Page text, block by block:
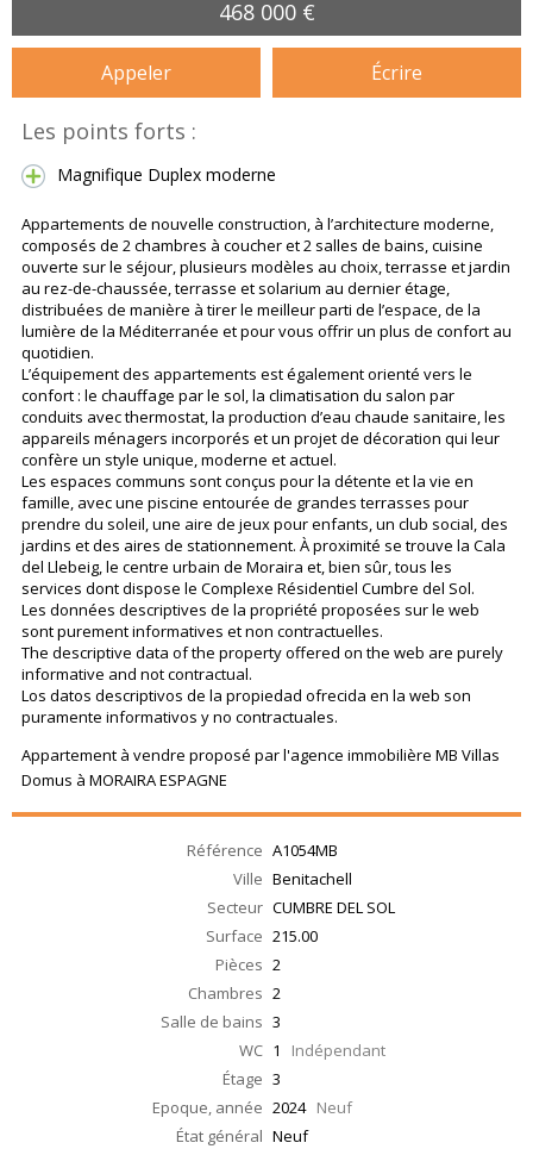
468 000 €
Appeler Écrire
Les points forts :
Magnifique Duplex moderne
Appartements de nouvelle construction, à l’architecture moderne,
composés de 2 chambres à coucher et 2 salles de bains, cuisine
ouverte sur le séjour, plusieurs modèles au choix, terrasse et jardin
au rez-de-chaussée, terrasse et solarium au dernier étage,
distribuées de manière à tirer le meilleur parti de l’espace, de la
lumière de la Méditerranée et pour vous offrir un plus de confort au
quotidien.
L’équipement des appartements est également orienté vers le
confort : le chauffage par le sol, la climatisation du salon par
conduits avec thermostat, la production d’eau chaude sanitaire, les
appareils ménagers incorporés et un projet de décoration qui leur
confère un style unique, moderne et actuel.
Les espaces communs sont conçus pour la détente et la vie en
famille, avec une piscine entourée de grandes terrasses pour
prendre du soleil, une aire de jeux pour enfants, un club social, des
jardins et des aires de stationnement. À proximité se trouve la Cala
del Llebeig, le centre urbain de Moraira et, bien sûr, tous les
services dont dispose le Complexe Résidentiel Cumbre del Sol.
Les données descriptives de la propriété proposées sur le web
sont purement informatives et non contractuelles.
The descriptive data of the property offered on the web are purely
informative and not contractual.
Los datos descriptivos de la propiedad ofrecida en la web son
puramente informativos y no contractuales.
Appartement à vendre proposé par l'agence immobilière MB Villas
Domus à MORAIRA ESPAGNE
Référence A1054MB
Ville Benitachell
Secteur CUMBRE DEL SOL
Surface 215.00
Pièces 2
Chambres 2
Salle de bains 3
WC 1 Indépendant
Étage 3
Epoque, année 2024 Neuf
État général Neuf